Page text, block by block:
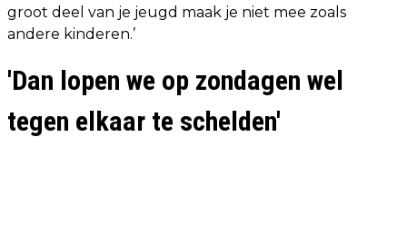
groot deel van je jeugd maak je niet mee zoals
andere kinderen.’
'Dan lopen we op zondagen wel
tegen elkaar te schelden'